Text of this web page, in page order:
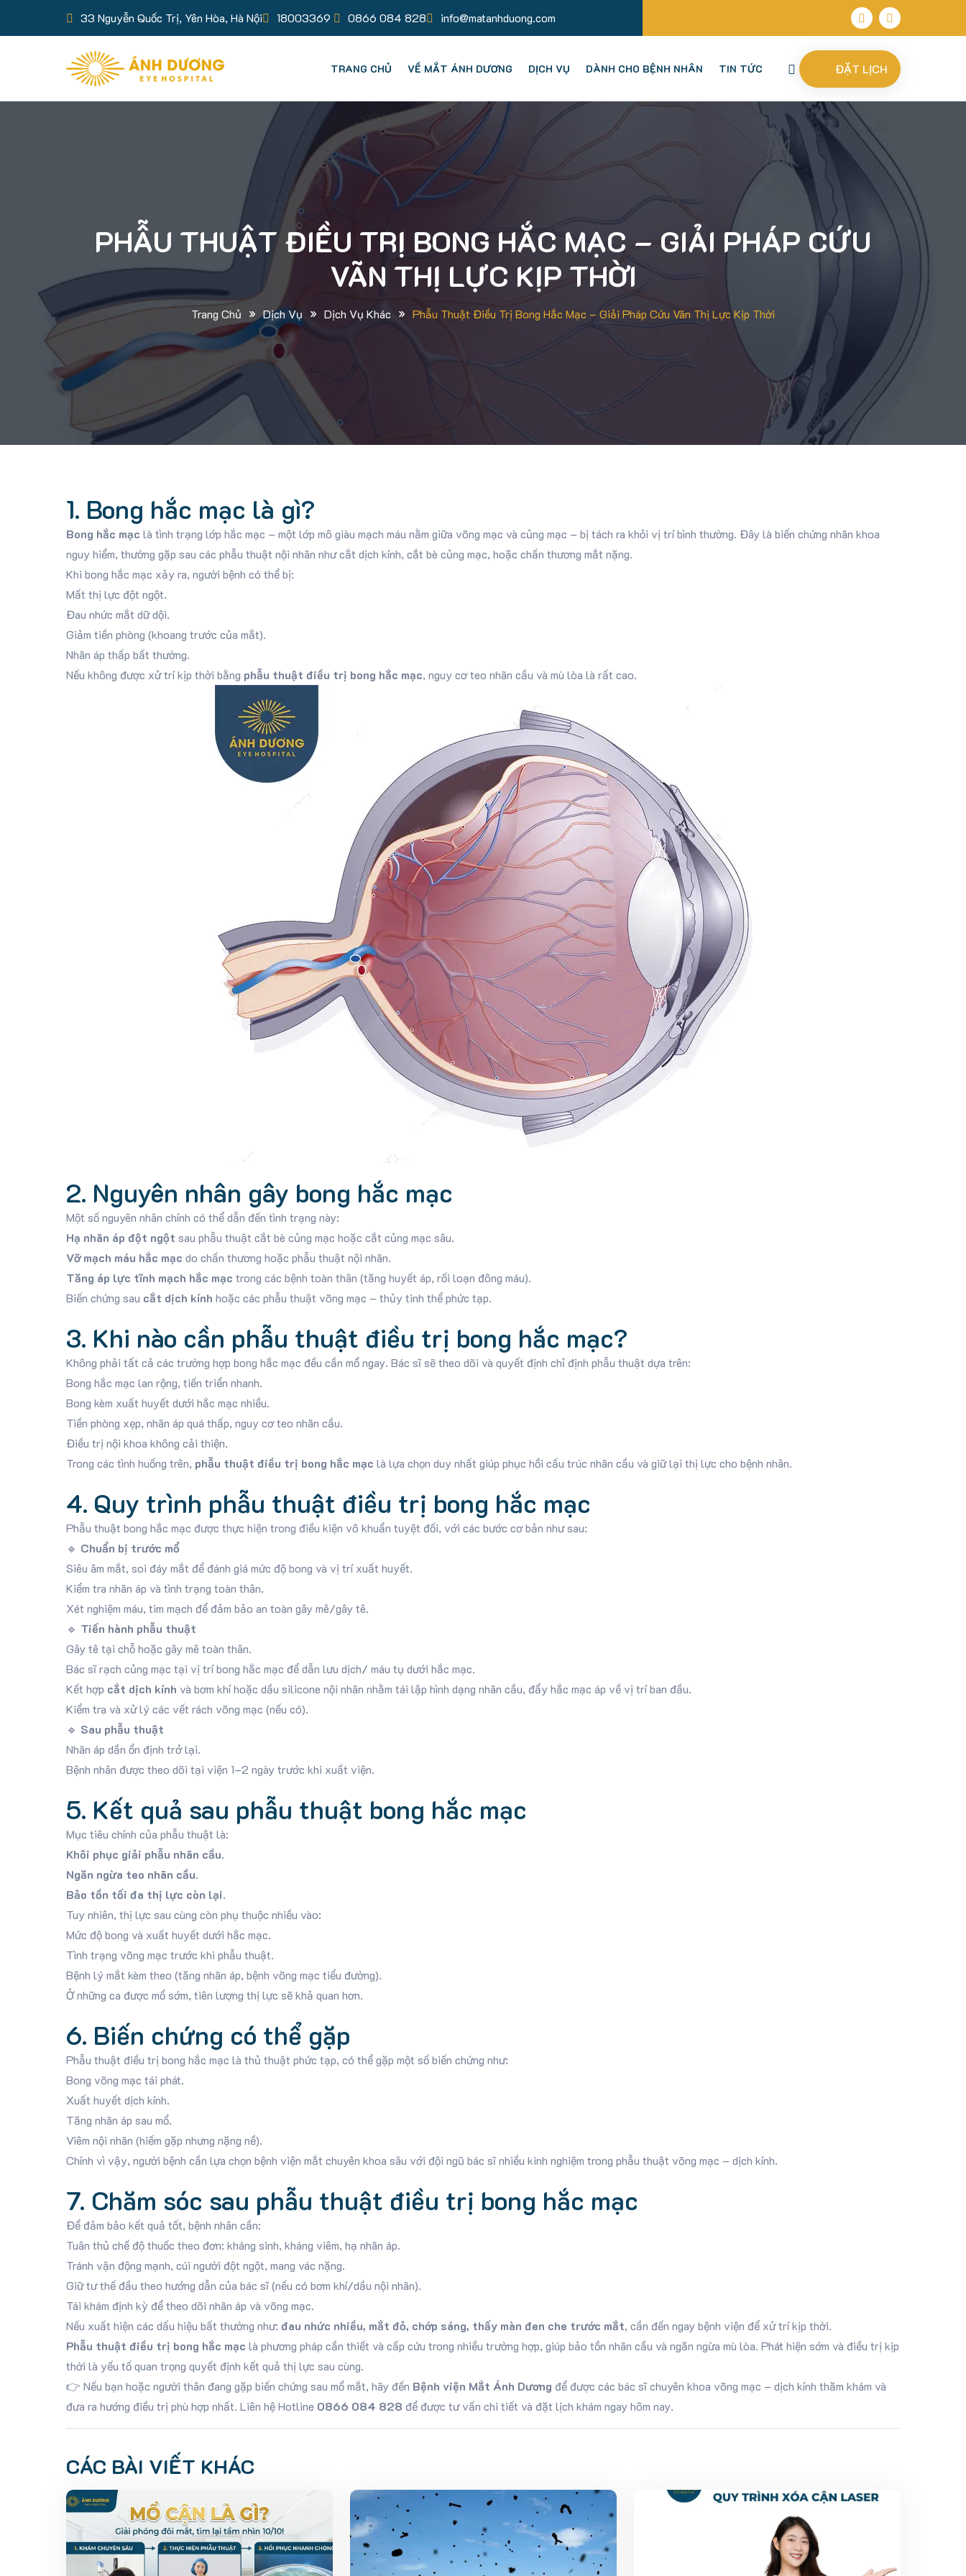
33 Nguyễn Quốc Trị, Yên Hòa, Hà Nội 18003369 0866 084 828 info@matanhduong.com
TRANG CHỦ VỀ MẮT ÁNH DƯƠNG DỊCH VỤ DÀNH CHO BỆNH NHÂN TIN TỨC ĐẶT LỊCH
PHẪU THUẬT ĐIỀU TRỊ BONG HẮC MẠC – GIẢI PHÁP CỨU
VÃN THỊ LỰC KỊP THỜI
Trang Chủ » Dịch Vụ » Dịch Vụ Khác » Phẫu Thuật Điều Trị Bong Hắc Mạc – Giải Pháp Cứu Vãn Thị Lực Kịp Thời
1. Bong hắc mạc là gì?
Bong hắc mạc là tình trạng lớp hắc mạc – một lớp mô giàu mạch máu nằm giữa võng mạc và củng mạc – bị tách ra khỏi vị trí bình thường. Đây là biến chứng nhãn khoa
nguy hiểm, thường gặp sau các phẫu thuật nội nhãn như cắt dịch kính, cắt bè củng mạc, hoặc chấn thương mắt nặng.
Khi bong hắc mạc xảy ra, người bệnh có thể bị:
Mất thị lực đột ngột.
Đau nhức mắt dữ dội.
Giảm tiền phòng (khoang trước của mắt).
Nhãn áp thấp bất thường.
Nếu không được xử trí kịp thời bằng phẫu thuật điều trị bong hắc mạc, nguy cơ teo nhãn cầu và mù lòa là rất cao.
2. Nguyên nhân gây bong hắc mạc
Một số nguyên nhân chính có thể dẫn đến tình trạng này:
Hạ nhãn áp đột ngột sau phẫu thuật cắt bè củng mạc hoặc cắt củng mạc sâu.
Vỡ mạch máu hắc mạc do chấn thương hoặc phẫu thuật nội nhãn.
Tăng áp lực tĩnh mạch hắc mạc trong các bệnh toàn thân (tăng huyết áp, rối loạn đông máu).
Biến chứng sau cắt dịch kính hoặc các phẫu thuật võng mạc – thủy tinh thể phức tạp.
3. Khi nào cần phẫu thuật điều trị bong hắc mạc?
Không phải tất cả các trường hợp bong hắc mạc đều cần mổ ngay. Bác sĩ sẽ theo dõi và quyết định chỉ định phẫu thuật dựa trên:
Bong hắc mạc lan rộng, tiến triển nhanh.
Bong kèm xuất huyết dưới hắc mạc nhiều.
Tiền phòng xẹp, nhãn áp quá thấp, nguy cơ teo nhãn cầu.
Điều trị nội khoa không cải thiện.
Trong các tình huống trên, phẫu thuật điều trị bong hắc mạc là lựa chọn duy nhất giúp phục hồi cấu trúc nhãn cầu và giữ lại thị lực cho bệnh nhân.
4. Quy trình phẫu thuật điều trị bong hắc mạc
Phẫu thuật bong hắc mạc được thực hiện trong điều kiện vô khuẩn tuyệt đối, với các bước cơ bản như sau:
🔹 Chuẩn bị trước mổ
Siêu âm mắt, soi đáy mắt để đánh giá mức độ bong và vị trí xuất huyết.
Kiểm tra nhãn áp và tình trạng toàn thân.
Xét nghiệm máu, tim mạch để đảm bảo an toàn gây mê/gây tê.
🔹 Tiến hành phẫu thuật
Gây tê tại chỗ hoặc gây mê toàn thân.
Bác sĩ rạch củng mạc tại vị trí bong hắc mạc để dẫn lưu dịch/ máu tụ dưới hắc mạc.
Kết hợp cắt dịch kính và bơm khí hoặc dầu silicone nội nhãn nhằm tái lập hình dạng nhãn cầu, đẩy hắc mạc áp về vị trí ban đầu.
Kiểm tra và xử lý các vết rách võng mạc (nếu có).
🔹 Sau phẫu thuật
Nhãn áp dần ổn định trở lại.
Bệnh nhân được theo dõi tại viện 1–2 ngày trước khi xuất viện.
5. Kết quả sau phẫu thuật bong hắc mạc
Mục tiêu chính của phẫu thuật là:
Khôi phục giải phẫu nhãn cầu.
Ngăn ngừa teo nhãn cầu.
Bảo tồn tối đa thị lực còn lại.
Tuy nhiên, thị lực sau cùng còn phụ thuộc nhiều vào:
Mức độ bong và xuất huyết dưới hắc mạc.
Tình trạng võng mạc trước khi phẫu thuật.
Bệnh lý mắt kèm theo (tăng nhãn áp, bệnh võng mạc tiểu đường).
Ở những ca được mổ sớm, tiên lượng thị lực sẽ khả quan hơn.
6. Biến chứng có thể gặp
Phẫu thuật điều trị bong hắc mạc là thủ thuật phức tạp, có thể gặp một số biến chứng như:
Bong võng mạc tái phát.
Xuất huyết dịch kính.
Tăng nhãn áp sau mổ.
Viêm nội nhãn (hiếm gặp nhưng nặng nề).
Chính vì vậy, người bệnh cần lựa chọn bệnh viện mắt chuyên khoa sâu với đội ngũ bác sĩ nhiều kinh nghiệm trong phẫu thuật võng mạc – dịch kính.
7. Chăm sóc sau phẫu thuật điều trị bong hắc mạc
Để đảm bảo kết quả tốt, bệnh nhân cần:
Tuân thủ chế độ thuốc theo đơn: kháng sinh, kháng viêm, hạ nhãn áp.
Tránh vận động mạnh, cúi người đột ngột, mang vác nặng.
Giữ tư thế đầu theo hướng dẫn của bác sĩ (nếu có bơm khí/dầu nội nhãn).
Tái khám định kỳ để theo dõi nhãn áp và võng mạc.
Nếu xuất hiện các dấu hiệu bất thường như: đau nhức nhiều, mắt đỏ, chớp sáng, thấy màn đen che trước mắt, cần đến ngay bệnh viện để xử trí kịp thời.
Phẫu thuật điều trị bong hắc mạc là phương pháp cần thiết và cấp cứu trong nhiều trường hợp, giúp bảo tồn nhãn cầu và ngăn ngừa mù lòa. Phát hiện sớm và điều trị kịp
thời là yếu tố quan trọng quyết định kết quả thị lực sau cùng.
👉 Nếu bạn hoặc người thân đang gặp biến chứng sau mổ mắt, hãy đến Bệnh viện Mắt Ánh Dương để được các bác sĩ chuyên khoa võng mạc – dịch kính thăm khám và
đưa ra hướng điều trị phù hợp nhất. Liên hệ Hotline 0866 084 828 để được tư vấn chi tiết và đặt lịch khám ngay hôm nay.
CÁC BÀI VIẾT KHÁC